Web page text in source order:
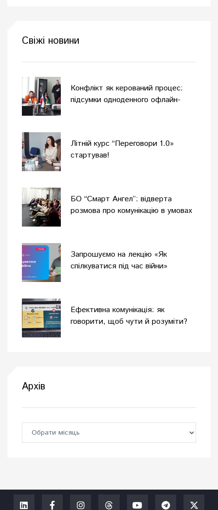
Свіжі новини
Конфлікт як керований процес:
підсумки одноденного офлайн-
Літній курс “Переговори 1.0»
стартував!
БО “Смарт Ангел”: відверта
розмова про комунікацію в умовах
Запрошуємо на лекцію «Як
спілкуватися під час війни»
Ефективна комунікація: як
говорити, щоб чути й розуміти?
Архів